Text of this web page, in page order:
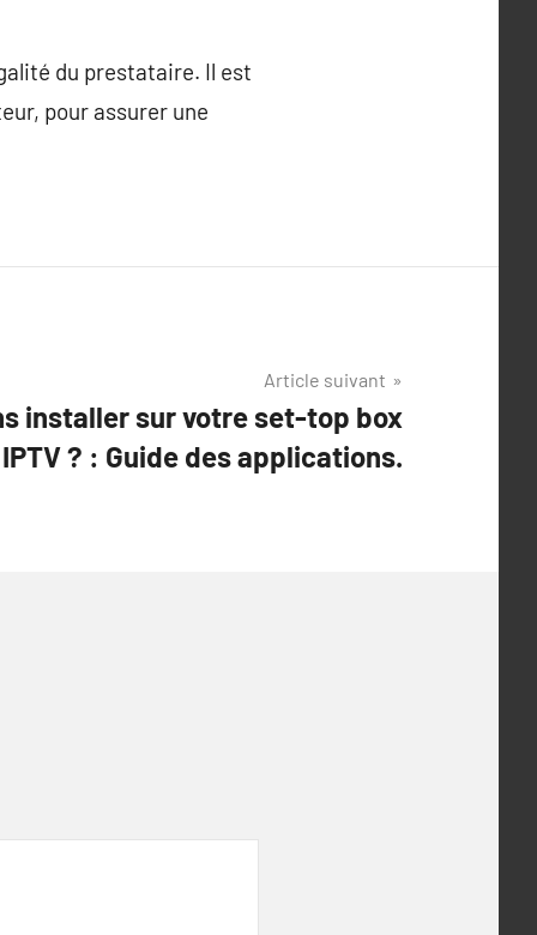
du prestataire. Il est
pour assurer une
Article suivant
installer sur votre set-top box
IPTV ? : Guide des applications.